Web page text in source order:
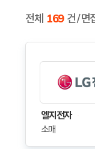
전체 169 건 / 면
엘지전자
소매